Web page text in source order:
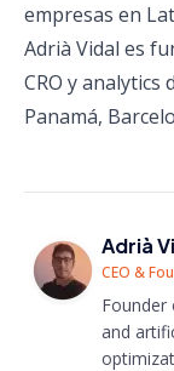
empresas en
Adrià Vidal es
CRO y analytics
Panamá,
Adrià
CEO &
Founder
and